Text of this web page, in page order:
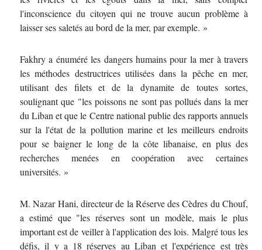
l'inconscience du citoyen qui ne trouve aucun problème à
laisser ses saletés au bord de la mer, par exemple. »
Fakhry a énuméré les dangers humains pour la mer à travers
les méthodes destructrices utilisées dans la pêche en mer,
utilisant des filets et de la dynamite de toutes sortes,
soulignant que "les poissons ne sont pas pollués dans la mer
du Liban et que le Centre national publie des rapports annuels
sur la l'état de la pollution marine et les meilleurs endroits
pour se baigner le long de la côte libanaise, en plus des
recherches menées en coopération avec certaines
universités. »
M. Nazar Hani, directeur de la Réserve des Cèdres du Chouf,
a estimé que "les réserves sont un modèle, mais le plus
important est de veiller à l'application des lois. Malgré tous les
défis, il y a 18 réserves au Liban et l'expérience est très